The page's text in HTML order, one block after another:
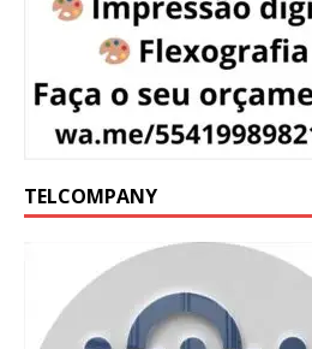
TELCOMPANY